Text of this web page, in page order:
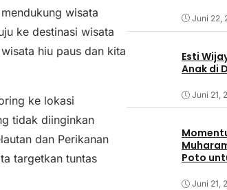
wisata
ke destinasi wisata
hiu paus dan kita
ke lokasi
tidak diinginkan
dan Perikanan
targetkan tuntas
Juni 22,
Esti
Anak di
Juni 21,
Poto
Juni 21,